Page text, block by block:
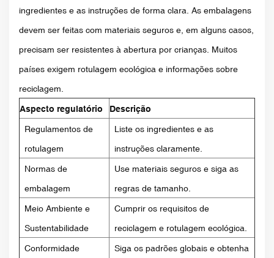
ingredientes e as instruções de forma clara. As embalagens
devem ser feitas com materiais seguros e, em alguns casos,
precisam ser resistentes à abertura por crianças. Muitos
países exigem rotulagem ecológica e informações sobre
reciclagem.
Aspecto regulatório Descrição
Regulamentos de
rotulagem
Liste os ingredientes e as
instruções claramente.
Normas de
embalagem
Use materiais seguros e siga as
regras de tamanho.
Meio Ambiente e
Sustentabilidade
Cumprir os requisitos de
reciclagem e rotulagem ecológica.
Conformidade
Siga os padrões globais e obtenha